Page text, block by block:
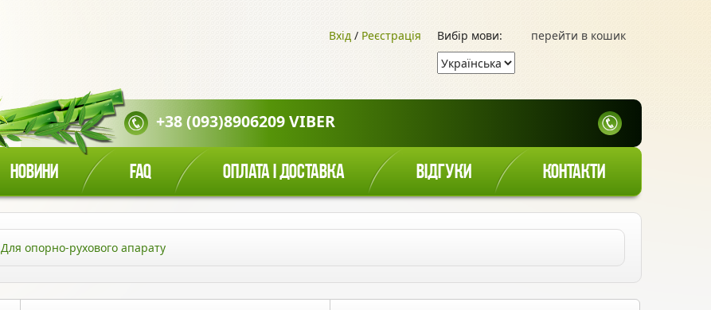
перейти в кошик
Вибір мови:
Вхід / Реєстрація
+38 (093)8906209 VIBER
НОВИНИ FAQ ОПЛАТА І ДОСТАВКА ВІДГУКИ КОНТАКТИ
Для опорно-рухового апарату